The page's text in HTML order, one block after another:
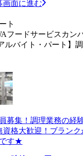
画面に進む
ト
フードサービスカン
ルバイト・パート】
募集！調理業務の経
資格大歓迎！ブラン
す★